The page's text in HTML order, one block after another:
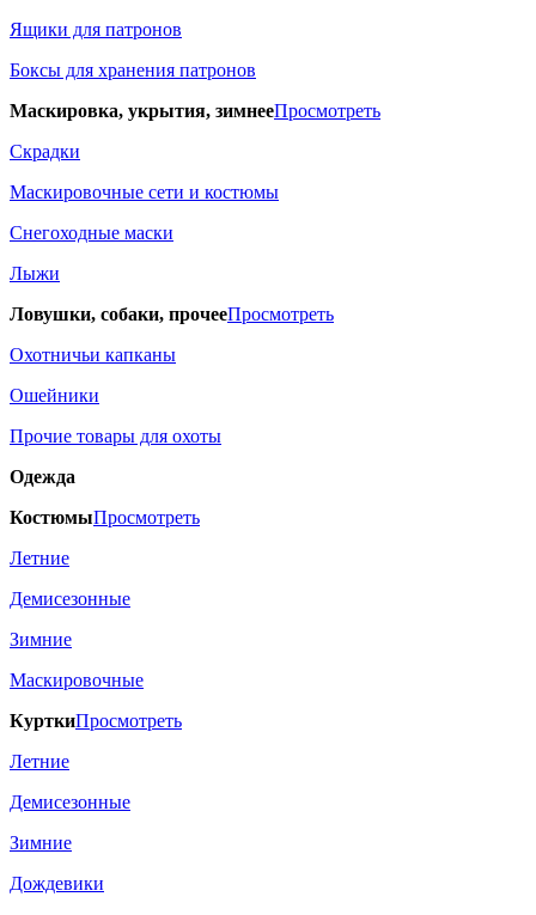
Ящики для патронов
Боксы для хранения патронов
Маскировка, укрытия, зимнееПросмотреть
Скрадки
Маскировочные сети и костюмы
Снегоходные маски
Лыжи
Ловушки, собаки, прочееПросмотреть
Охотничьи капканы
Ошейники
Прочие товары для охоты
Одежда
КостюмыПросмотреть
Летние
Демисезонные
Зимние
Маскировочные
КурткиПросмотреть
Летние
Демисезонные
Зимние
Дождевики